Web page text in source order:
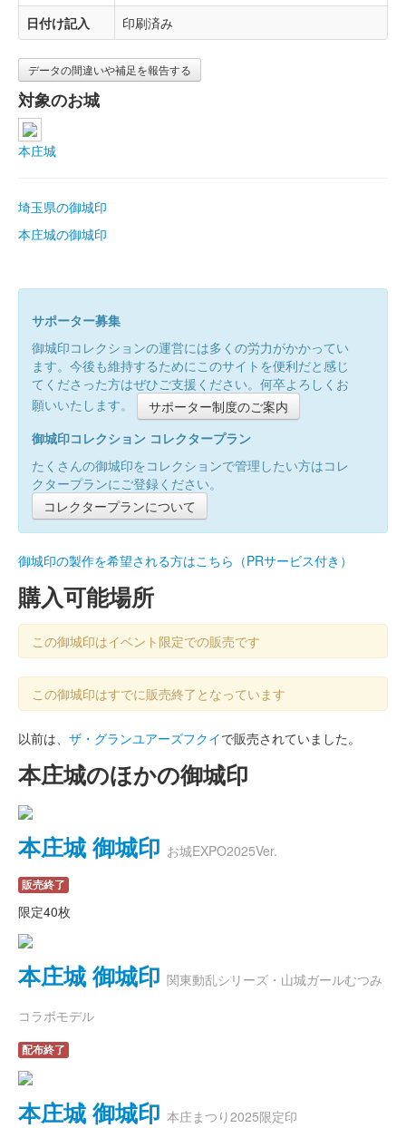
日付け記入
印刷済み
データの間違いや補足を報告する
対象のお城
本庄城
埼玉県の御城印
本庄城の御城印
サポーター募集
御城印コレクションの運営には多くの労力がかかってい
ます。今後も維持するためにこのサイトを便利だと感じ
てくださった方はぜひご支援ください。何卒よろしくお
願いいたします。
サポーター制度のご案内
御城印コレクション コレクタープラン
たくさんの御城印をコレクションで管理したい方はコレ
クタープランにご登録ください。
コレクタープランについて
御城印の製作を希望される方はこちら（PRサービス付き）
購入可能場所
この御城印はイベント限定での販売です
この御城印はすでに販売終了となっています
以前は、 ザ・グランユアーズフクイで販売されていました。
本庄城のほかの御城印
本庄城 御城印 お城EXPO2025Ver.
販売終了
限定40枚
本庄城 御城印 関東動乱シリーズ・山城ガールむつみ
コラボモデル
配布終了
本庄城 御城印 本庄まつり2025限定印